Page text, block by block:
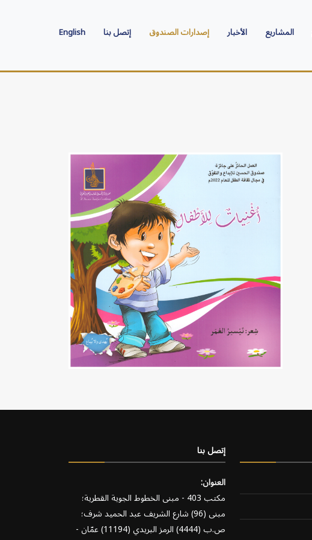
المشاريع الأخبار إصدارات الصندوق إتصل بنا English
إتصل بنا
العنوان:
مكتب 403 - مبنى الخطوط الجوية القطرية؛
مبنى (96) شارع الشريف عبد الحميد شرف؛
ص.ب (4444) الرمز البريدي (11194) عمّان -